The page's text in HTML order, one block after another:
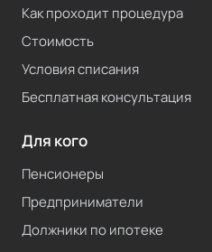
Как проходит процедура
Стоимость
Условия списания
Бесплатная консультация
Для кого
Пенсионеры
Предприниматели
Должники по ипотеке